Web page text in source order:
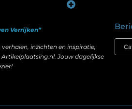
Verrijken”
inzichten en inspiratie,
Jouw dagelijkse